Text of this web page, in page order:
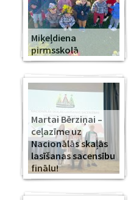
Miķeļdiena
pirmsskolā
Martai Bērziņai –
ceļazīme uz
Nacionālās skaļās
lasīšanas sacensību
finālu!